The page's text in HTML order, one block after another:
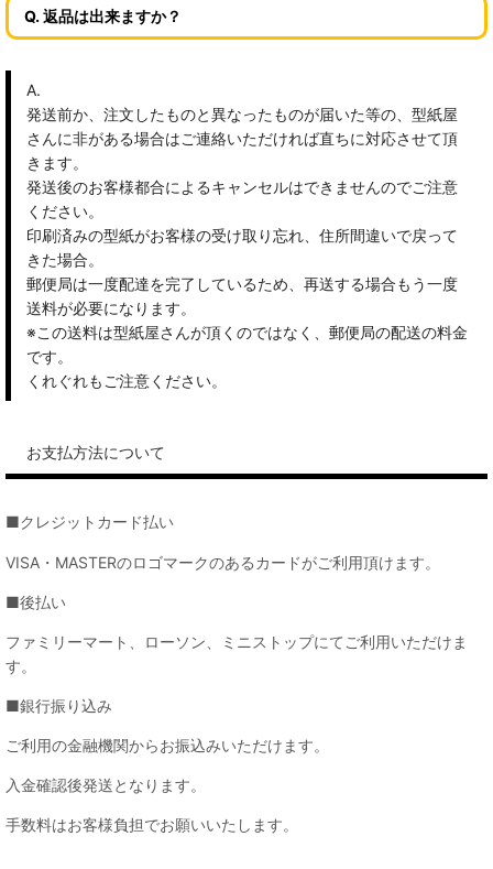
Q. 返品は出来ますか？
A.
発送前か、注文したものと異なったものが届いた等の、型紙屋
さんに非がある場合はご連絡いただければ直ちに対応させて頂
きます。
発送後のお客様都合によるキャンセルはできませんのでご注意
ください。
印刷済みの型紙がお客様の受け取り忘れ、住所間違いで戻って
きた場合。
郵便局は一度配達を完了しているため、再送する場合もう一度
送料が必要になります。
※この送料は型紙屋さんが頂くのではなく、郵便局の配送の料金
です。
くれぐれもご注意ください。
お支払方法について
■クレジットカード払い
VISA・MASTERのロゴマークのあるカードがご利用頂けます。
■後払い
ファミリーマート、ローソン、ミニストップにてご利用いただけま
す。
■銀行振り込み
ご利用の金融機関からお振込みいただけます。
入金確認後発送となります。
手数料はお客様負担でお願いいたします。